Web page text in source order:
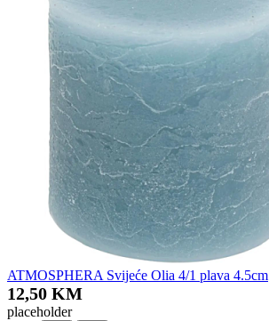
ATMOSPHERA Svijeće Olia 4/1 plava 4.5cm
12,50 KM
placeholder